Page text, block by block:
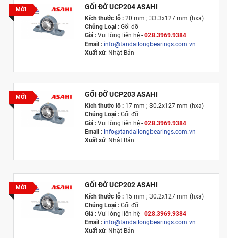
MỚI GỐI ĐỠ UCP204 ASAHI
Kích thước lỗ : 20 mm ; 33.3x127 mm (hxa)
Chủng Loại : Gối đỡ
Giá :Vui lòng liên hệ - 028.3969.9384
Email : info@tandailongbearings.com.vn
Xuất xứ: Nhật Bản
MỚI GỐI ĐỠ UCP203 ASAHI
Kích thước lỗ : 17 mm ; 30.2x127 mm (hxa)
Chủng Loại : Gối đỡ
Giá :Vui lòng liên hệ - 028.3969.9384
Email : info@tandailongbearings.com.vn
Xuất xứ: Nhật Bản
MỚI GỐI ĐỠ UCP202 ASAHI
Kích thước lỗ : 15 mm ; 30.2x127 mm (hxa)
Chủng Loại : Gối đỡ
Giá :Vui lòng liên hệ - 028.3969.9384
Email : info@tandailongbearings.com.vn
Xuất xứ: Nhật Bản